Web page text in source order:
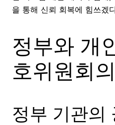
을 통해 신뢰 회복에 힘쓰겠
정부와 개
호위원회
정부 기관의